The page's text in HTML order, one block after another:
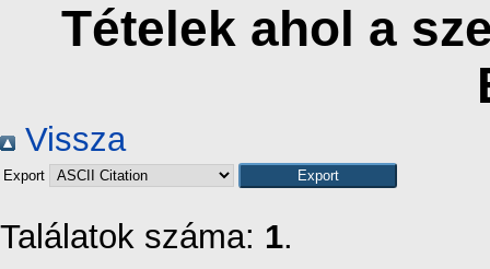
Tételek ahol a
Vissza
Export
Találatok száma: 1.